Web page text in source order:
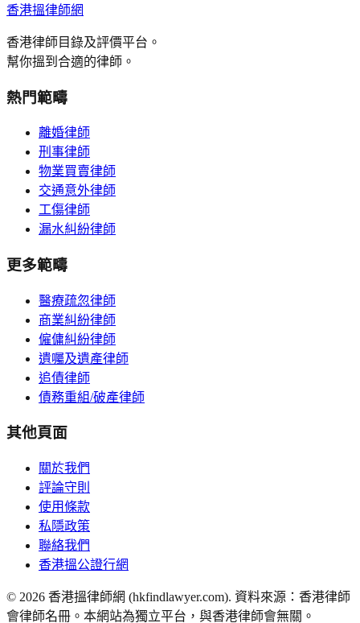
香港搵律師網
香港律師目錄及評價平台。
幫你搵到合適的律師。
熱門範疇
離婚律師
刑事律師
物業買賣律師
交通意外律師
工傷律師
漏水糾紛律師
更多範疇
醫療疏忽律師
商業糾紛律師
僱傭糾紛律師
遺囑及遺產律師
追債律師
債務重組/破產律師
其他頁面
關於我們
評論守則
使用條款
私隱政策
聯絡我們
香港搵公證行網
© 2026 香港搵律師網 (hkfindlawyer.com). 資料來源：香港律師
會律師名冊。本網站為獨立平台，與香港律師會無關。